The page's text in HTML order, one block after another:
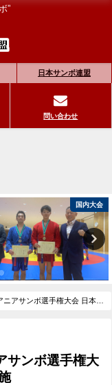
”
日本サンボ連盟
問い合わせ
国内大会
ニアサンボ選手権大会 日本代
サンボ選手権大